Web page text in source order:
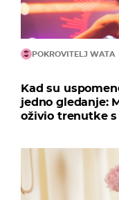
POKROVITELJ WATA
Kad su
jedno gledanje:
oživio trenutke s